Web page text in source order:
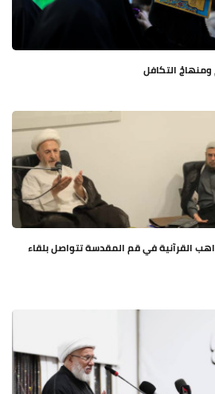
التكافل
القرآنية في قم المقدسة تتواصل بلقاء